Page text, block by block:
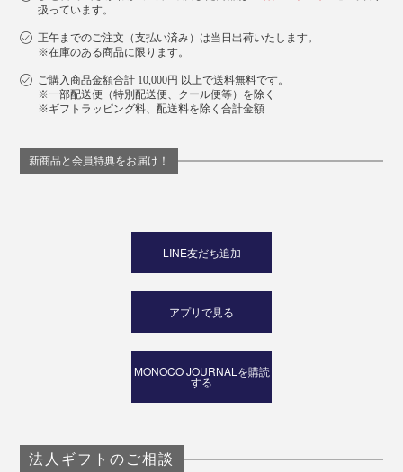
扱っています。
正午までのご注文（支払い済み）は当日出荷いたします。
※在庫のある商品に限ります。
ご購入商品金額合計 10,000円 以上で送料無料です。
※一部配送便（特別配送便、クール便等）を除く
※ギフトラッピング料、配送料を除く合計金額
新商品と会員特典をお届け！
LINE友だち追加
アプリで見る
MONOCO JOURNALを購読
する
法人ギフトのご相談